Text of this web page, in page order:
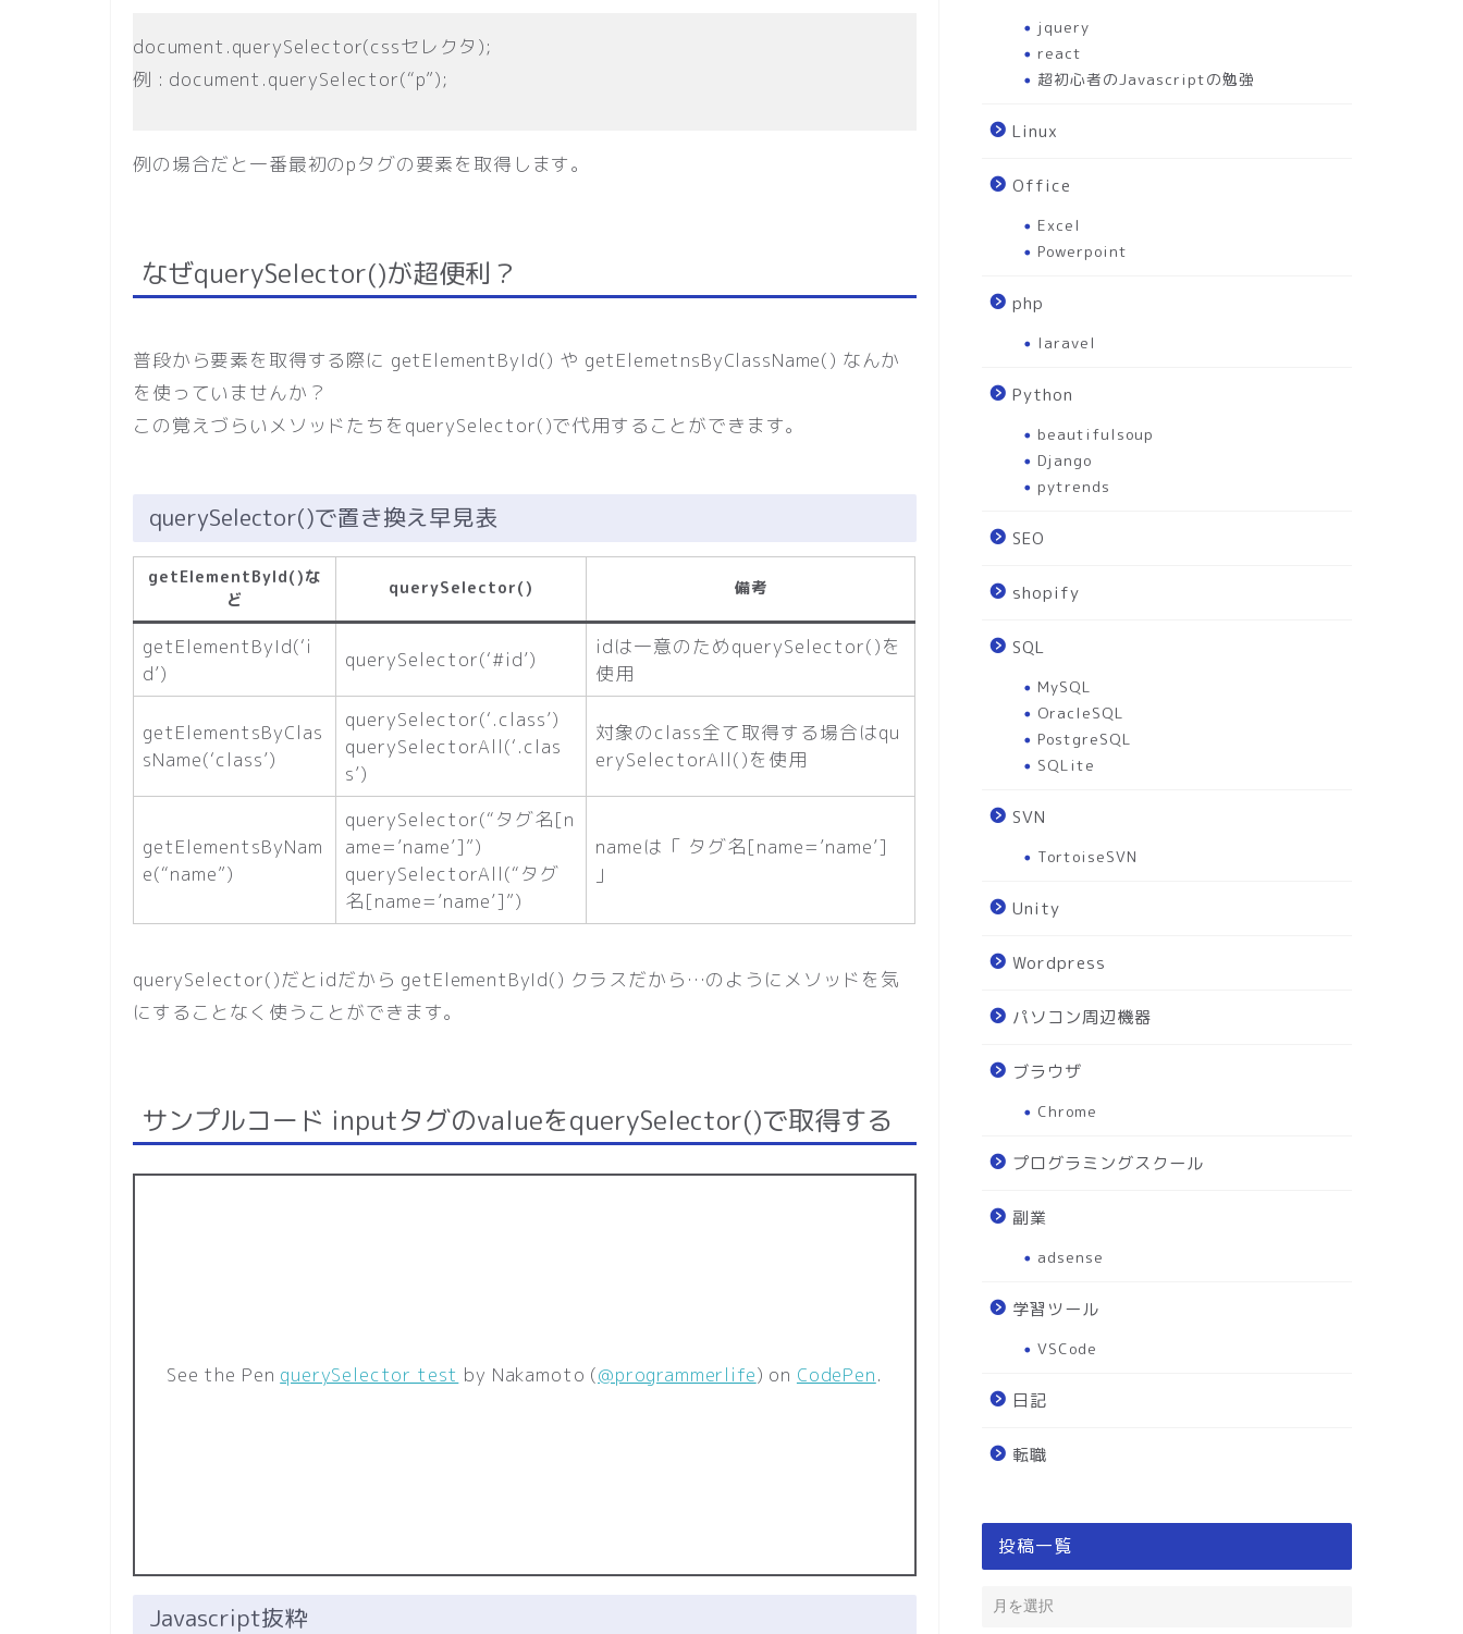
document.querySelector(cssセレクタ);
例 : document.querySelector(“p”);
例の場合だと一番最初のpタグの要素を取得します。
なぜquerySelector()が超便利？
普段から要素を取得する際に getElementById() や getElemetnsByClassName() なんか
を使っていませんか？
この覚えづらいメソッドたちをquerySelector()で代用することができます。
querySelector()で置き換え早見表
getElementById()な
ど
querySelector() 備考
getElementById(‘i
d’)
querySelector(‘#id’)
idは一意のためquerySelector()を
使用
getElementsByClas
sName(‘class’)
querySelector(‘.class’)
querySelectorAll(‘.clas
s’)
対象のclass全て取得する場合はqu
erySelectorAll()を使用
getElementsByNam
e(“name”)
querySelector(“タグ名[n
ame=’name’]”)
querySelectorAll(“タグ
名[name=’name’]”)
nameは「 タグ名[name=’name’]
」
querySelector()だとidだから getElementById() クラスだから…のようにメソッドを気
にすることなく使うことができます。
サンプルコード inputタグのvalueをquerySelector()で取得する
See the Pen querySelector test by Nakamoto (@programmerlife) on CodePen.
Javascript抜粋
jquery
react
超初心者のJavascriptの勉強
Linux
Office
Excel
Powerpoint
php
laravel
Python
beautifulsoup
Django
pytrends
SEO
shopify
SQL
MySQL
OracleSQL
PostgreSQL
SQLite
SVN
TortoiseSVN
Unity
Wordpress
パソコン周辺機器
ブラウザ
Chrome
プログラミングスクール
副業
adsense
学習ツール
VSCode
日記
転職
投稿一覧